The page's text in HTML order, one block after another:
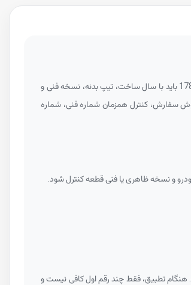
باید با سال ساخت، تیپ بدنه، نسخه فنی و
داده ساخته شده است. بهترین روش سفارش، کنترل همزمان شماره فنی، شماره
و نسخه ظاهری یا فنی قطعه کنترل شود.
تطبیق، فقط چند رقم اول کافی نیست و